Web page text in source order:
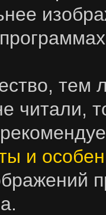
тем
читали,
и